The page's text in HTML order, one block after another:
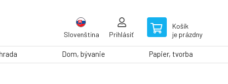
Slovenština Prihlásiť
Košík
je prázdny
Dom, bývanie Papier, tvorba